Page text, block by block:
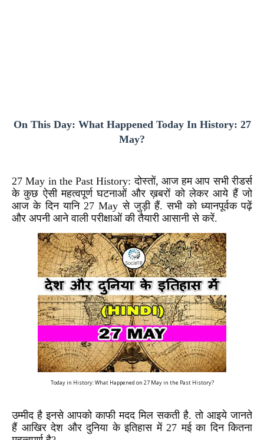
On This Day: What Happened Today In History: 27
May?
27 May in the Past History: दोस्तों, आज हम आप सभी रीडर्स
के कुछ ऐसी महत्वपूर्ण घटनाओं और ख़बरों को लेकर आये हैं जो
आज के दिन यानि 27 May से जुड़ी हैं. सभी को ध्यानपूर्वक पढ़ें
और अपनी आने वाली परीक्षाओं की तैयारी आसानी से करें.
Today in History: What Happened on 27 May in the Past History?
उम्मीद है इनसे आपको काफी मदद मिल सकती है. तो आइये जानते
हैं आखिर देश और दुनिया के इतिहास में 27 मई का दिन कितना